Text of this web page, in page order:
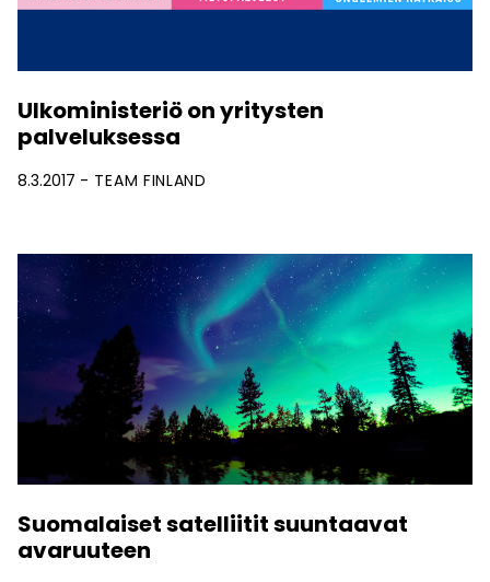
Ulkoministeriö on yritysten
palveluksessa
8.3.2017 TEAM FINLAND
Suomalaiset satelliitit suuntaavat
avaruuteen